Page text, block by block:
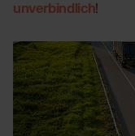
unverbindlich!